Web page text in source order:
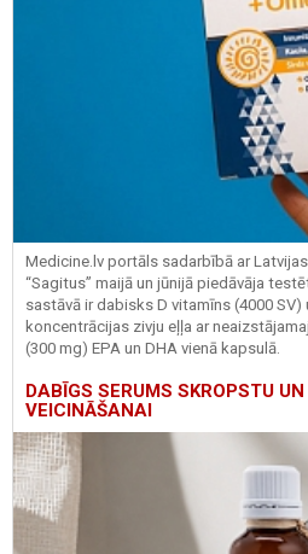
Medicine.lv portāls sadarbībā ar
“Sagitus” maijā un jūnijā piedāvāja
sastāvā ir dabisks D vitamīns (4000
koncentrācijas zivju eļļa ar
(300 mg) EPA un DHA vienā kapsulā.
DABĪGS SERUMS SKROPSTU
VEICINĀŠANAI